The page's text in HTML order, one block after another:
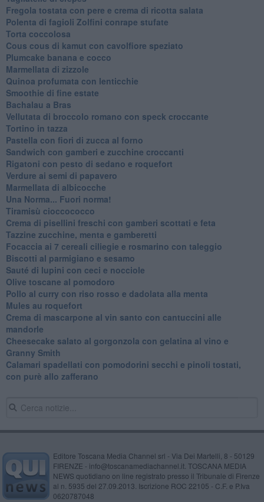
Fregola tostata con pere e crema di ricotta salata
Polenta di fagioli Zolfini conrape stufate
Torta coccolosa
Cous cous di kamut con cavolfiore speziato
Plumcake banana e cocco
Marmellata di zizzole
Quinoa profumata con lenticchie
Smoothie di fine estate
Bachalau a Bras
Vellutata di broccolo romano con speck croccante
Tortino in tazza
Pastella con fiori di zucca al forno
Sandwich con gamberi e zucchine croccanti
Rigatoni con pesto di sedano e roquefort
Verdure ai semi di papavero
Marmellata di albicocche
Una Norma... Fuori norma!
Tiramisù cioccococco
Crema di pisellini freschi con gamberi scottati e feta
Tazzine zucchine, menta e gamberetti
Focaccia ai 7 cereali ciliegie e rosmarino con taleggio
Biscotti al parmigiano e sesamo
Sauté di lupini con ceci e nocciole
Olive toscane al pomodoro
Pollo al curry con riso rosso e dadolata alla menta
Mules au roquefort
Crema di mascarpone al vin santo con cantuccini alle
mandorle
Cheesecake salato al gorgonzola con gelatina al vino e
Granny Smith
Calamari spadellati con pomodorini secchi e pinoli tostati,
con purè allo zafferano
Editore Toscana Media Channel srl - Via Dei Martelli, 8 - 50129
FIRENZE - info@toscanamediachannel.it. TOSCANA MEDIA
NEWS quotidiano on line registrato presso il Tribunale di Firenze
al n. 5935 del 27.09.2013. Iscrizione ROC 22105 - C.F. e P.Iva
0620787048